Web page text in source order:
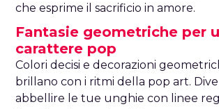
che esprime il sacrificio in amore.
Fantasie geometriche per
carattere pop
Colori decisi e decorazioni
brillano con i ritmi della pop art.
abbellire le tue unghie con linee